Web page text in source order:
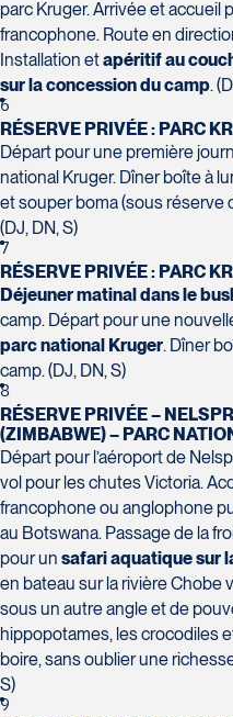
parc Kruger. Arrivée et accueil
francophone. Route en
Installation etapéritif au
sur la concession du camp.
6
RÉSERVE PRIVÉE : PARC
Départ pour une première
national Kruger. Dîner boîte à
et souper boma (sous
(DJ, DN, S)
7
RÉSERVE PRIVÉE : PARC
Déjeuner matinal dans le
camp. Départ pour une
parc national Kruger. Dîner
camp. (DJ, DN, S)
8
RÉSERVE PRIVÉE –
(ZIMBABWE) – PARC
Départ pour l’aéroport de
vol pour les chutes Victoria.
francophone ou anglophone
au Botswana. Passage de la
pour un safari aquatique sur
en bateau sur la rivière Chobe
sous un autre angle et de
hippopotames, les crocodiles
boire, sans oublier une
S)
9
Voyages Boislard Poirier
Saint-Hyacinthe
J2S 4Z1
Tél :450-774-6436 / 1-800-
Voyages CAA Brossard
8940 Boulevard Leduc -
J4Y 0G4
Tél :450-465-0620 / 1-844-
Voyages Granby
157 rue Principale
Granby
J2G 2V5
Tél :418-653-9200 / 1-844-
Voyages CAA Québec
500 rue Bouvier - Suite 202
Québec
G2J 1E3
Tél :418-624-8222 / 1-844-
Voyages Émotions
2 rue Pleau
Pont-Rouge
G3H 2G2
Tél : 418-873-4515
Voyages Laurier du Vallon -